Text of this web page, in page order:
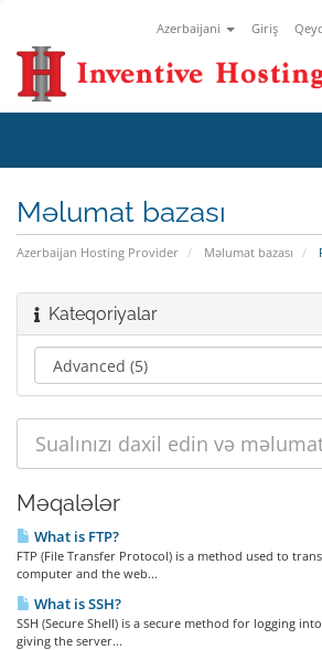
Azerbaijani Giriş
Məlumat bazası
Azerbaijan Hosting Provider Məlumat bazası
Kateqoriyalar
Məqalələr
What is FTP?
FTP (File Transfer Protocol) is a method used to
computer and the web...
What is SSH?
SSH (Secure Shell) is a secure method for logging
giving the server...